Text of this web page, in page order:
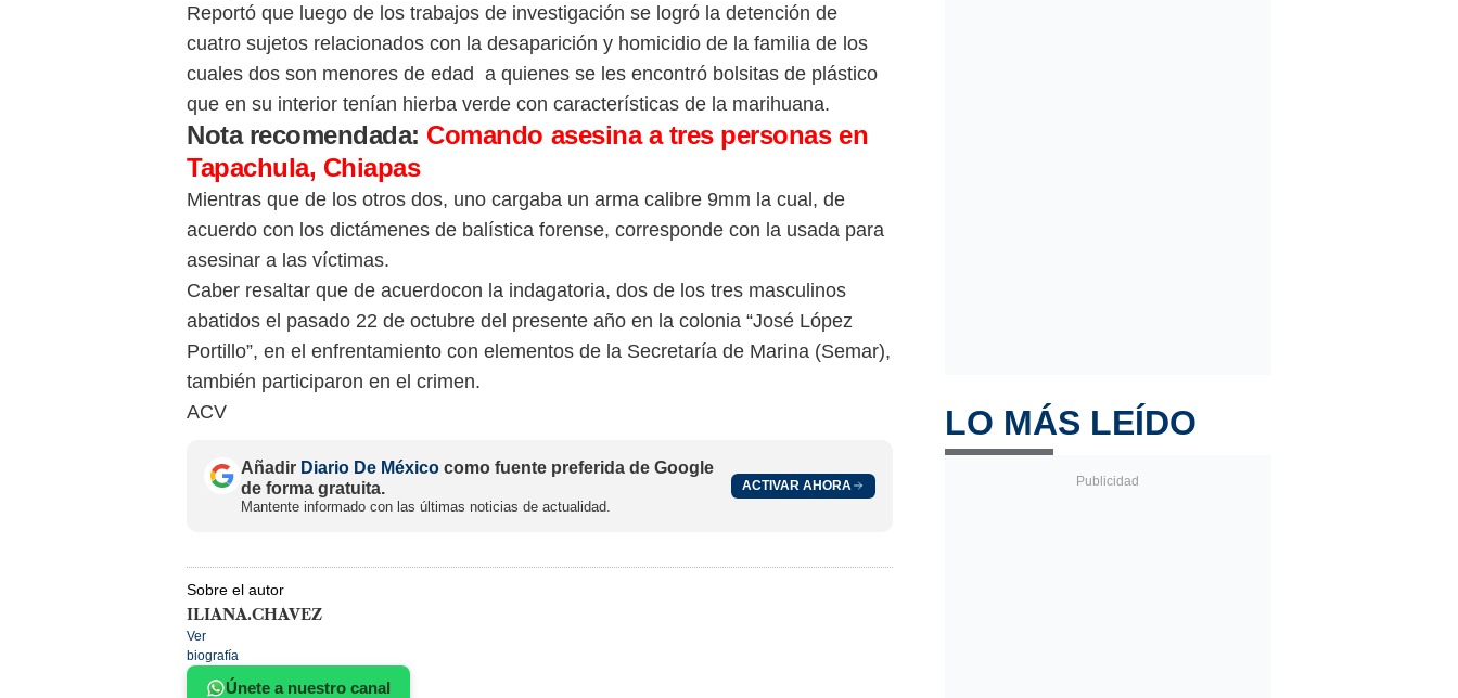
Reportó que luego de los trabajos de investigación se logró la detención de
cuatro sujetos relacionados con la desaparición y homicidio de la familia de los
cuales dos son menores de edad a quienes se les encontró bolsitas de plástico
que en su interior tenían hierba verde con características de la marihuana.
Nota recomendada: Comando asesina a tres personas en
Tapachula, Chiapas
Mientras que de los otros dos, uno cargaba un arma calibre 9mm la cual, de
acuerdo con los dictámenes de balística forense, corresponde con la usada para
asesinar a las víctimas.
Caber resaltar que de acuerdocon la indagatoria, dos de los tres masculinos
abatidos el pasado 22 de octubre del presente año en la colonia “José López
Portillo”, en el enfrentamiento con elementos de la Secretaría de Marina (Semar),
también participaron en el crimen.
ACV
Añadir Diario De México como fuente preferida de Google
de forma gratuita.
Mantente informado con las últimas noticias de actualidad.
ACTIVAR AHORA
Sobre el autor
ILIANA.CHAVEZ
Ver
biografía
Únete a nuestro canal
LO MÁS LEÍDO